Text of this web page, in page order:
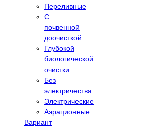
Переливные
С
почвенной
доочисткой
Глубокой
биологической
очистки
Без
электричества
Электрические
Аэрационные
Вариант